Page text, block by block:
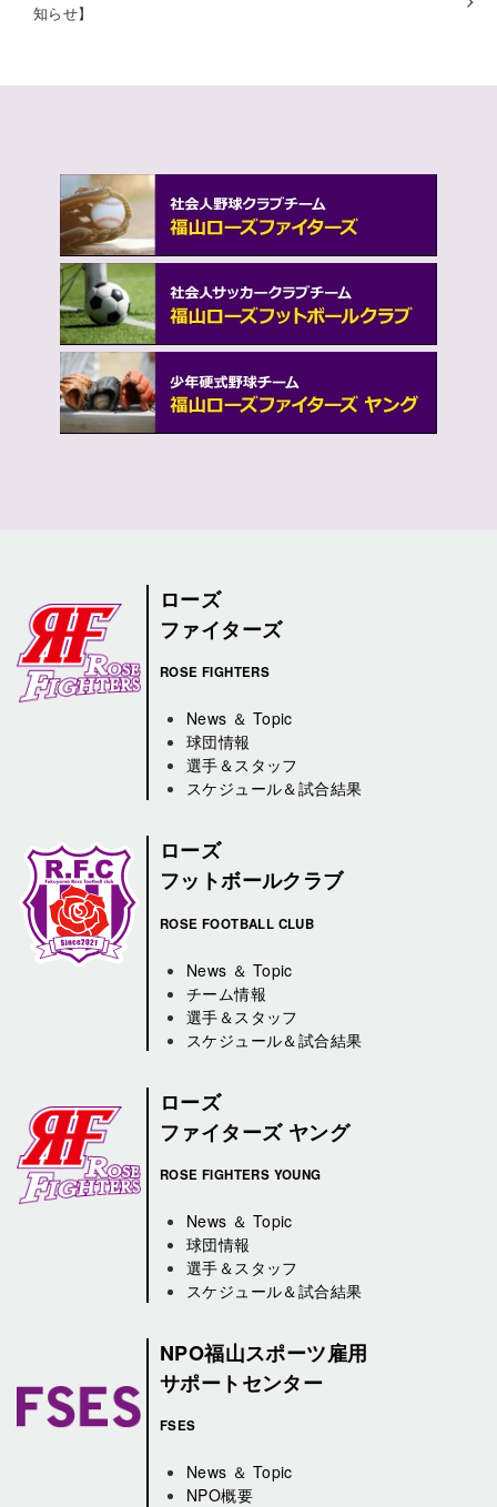
知らせ】
ローズ
ファイターズ
ROSE FIGHTERS
News ＆ Topic
球団情報
選手＆スタッフ
スケジュール＆試合結果
ローズ
フットボールクラブ
ROSE FOOTBALL CLUB
News ＆ Topic
チーム情報
選手＆スタッフ
スケジュール＆試合結果
ローズ
ファイターズ ヤング
ROSE FIGHTERS YOUNG
News ＆ Topic
球団情報
選手＆スタッフ
スケジュール＆試合結果
NPO福山スポーツ雇用
サポートセンター
FSES
News ＆ Topic
NPO概要